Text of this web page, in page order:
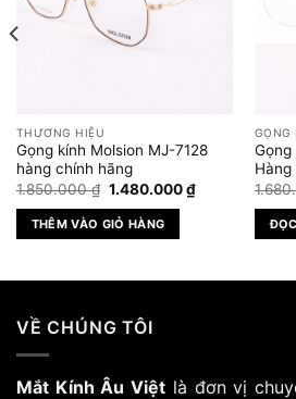
THƯƠNG HIỆU
Gọng kính Molsion MJ-7128
hàng chính hãng
1.850.000₫ Giá
là:
1.850.000 ₫.
1.480.000₫Giá
hiện
1.480.000 ₫.
THÊM VÀO GIỎ HÀNG
GỌNG
Gọng
VỀ CHÚNG TÔI
Mắt Kính Âu Việt là đơn vị